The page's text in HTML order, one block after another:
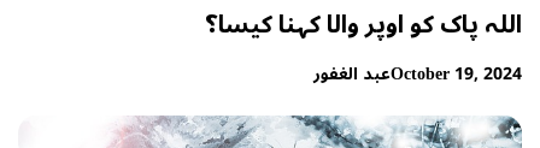
اللہ پاک کو اوپر والا کہنا کیسا؟
October 19, 2024عبد الغفور